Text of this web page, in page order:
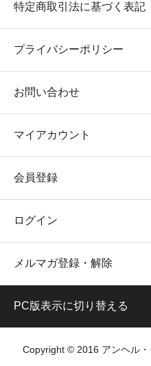
特定商取引法に基づく表記
プライバシーポリシー
お問い合わせ
マイアカウント
会員登録
ログイン
メルマガ登録・解除
PC版表示に切り替える
Copyright © 2016 アンヘル